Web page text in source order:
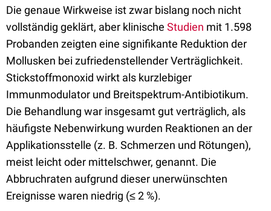
Die genaue Wirkweise ist zwar bislang noch nicht
vollständig geklärt, aber klinische Studien mit 1.598
Probanden zeigten eine signifikante Reduktion der
Mollusken bei zufriedenstellender Verträglichkeit.
Stickstoffmonoxid wirkt als kurzlebiger
Immunmodulator und Breitspektrum-Antibiotikum.
Die Behandlung war insgesamt gut verträglich, als
häufigste Nebenwirkung wurden Reaktionen an der
Applikationsstelle (z. B. Schmerzen und Rötungen),
meist leicht oder mittelschwer, genannt. Die
Abbruchraten aufgrund dieser unerwünschten
Ereignisse waren niedrig (≤ 2 %).